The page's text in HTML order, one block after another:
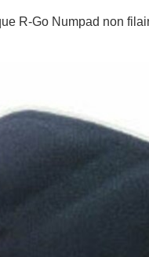
R-Go Numpad non